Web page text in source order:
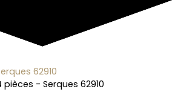
62910
- Serques 62910